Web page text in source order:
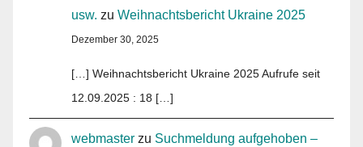
usw. zu Weihnachtsbericht Ukraine 2025
Dezember 30, 2025
[…] Weihnachtsbericht Ukraine 2025 Aufrufe seit
12.09.2025 : 18 […]
webmaster zu Suchmeldung aufgehoben –